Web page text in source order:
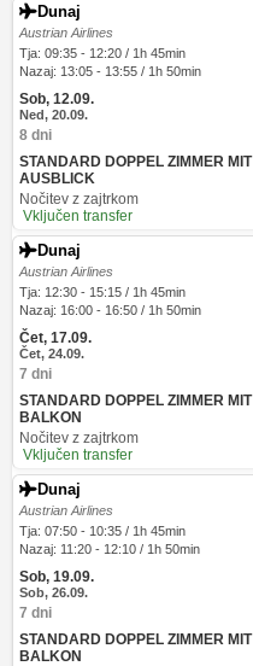
Dunaj
Austrian Airlines
Tja: 09:35 - 12:20 / 1h 45min
Nazaj: 13:05 - 13:55 / 1h 50min
Sob, 12.09.
Ned, 20.09.
8 dni
STANDARD DOPPEL ZIMMER MIT
AUSBLICK
Nočitev z zajtrkom
Vključen transfer
Dunaj
Austrian Airlines
Tja: 12:30 - 15:15 / 1h 45min
Nazaj: 16:00 - 16:50 / 1h 50min
Čet, 17.09.
Čet, 24.09.
7 dni
STANDARD DOPPEL ZIMMER MIT
BALKON
Nočitev z zajtrkom
Vključen transfer
Dunaj
Austrian Airlines
Tja: 07:50 - 10:35 / 1h 45min
Nazaj: 11:20 - 12:10 / 1h 50min
Sob, 19.09.
Sob, 26.09.
7 dni
STANDARD DOPPEL ZIMMER MIT
BALKON